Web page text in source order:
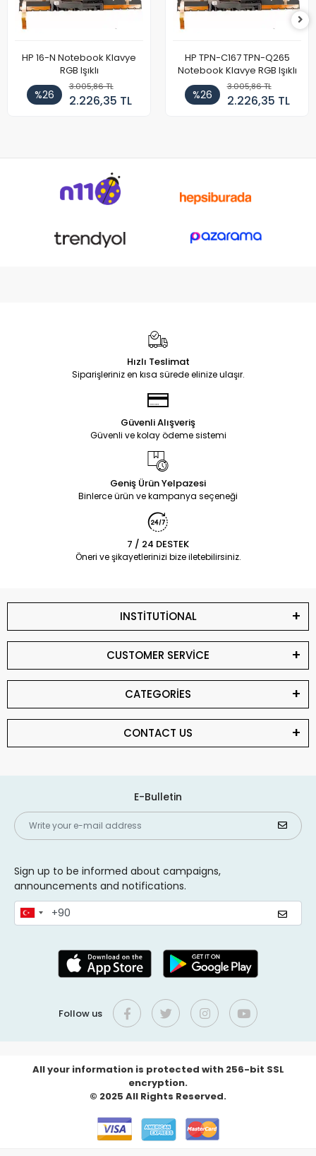
HP 16-N Notebook Klavye
RGB Işıklı
%26
3.005,86 TL
2.226,35 TL
HP TPN-C167 TPN-Q265
Notebook Klavye RGB Işıklı
%26
3.005,86 TL
2.226,35 TL
Hızlı Teslimat
Siparişleriniz en kısa sürede elinize ulaşır.
Güvenli Alışveriş
Güvenli ve kolay ödeme sistemi
Geniş Ürün Yelpazesi
Binlerce ürün ve kampanya seçeneği
7 / 24 DESTEK
Öneri ve şikayetlerinizi bize iletebilirsiniz.
INSTİTUTİONAL
CUSTOMER SERVİCE
CATEGORİES
CONTACT US
E-Bulletin
Sign up to be informed about campaigns,
announcements and notifications.
Follow us
All your information is protected with 256-bit SSL
encryption.
© 2025 All Rights Reserved.